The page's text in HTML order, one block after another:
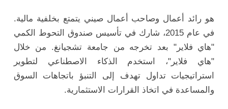
هو رائد أعمال وصاحب أعمال صيني يتمتع بخلفية مالية.
في عام 2015، شارك في تأسيس صندوق التحوط الكمي
"هاي فلاير" بعد تخرجه من جامعة تشجيانغ. من خلال
"هاي فلاير"، استخدم الذكاء الاصطناعي لتطوير
استراتيجيات تداول تهدف إلى التنبؤ باتجاهات السوق
والمساعدة في اتخاذ القرارات الاستثمارية.